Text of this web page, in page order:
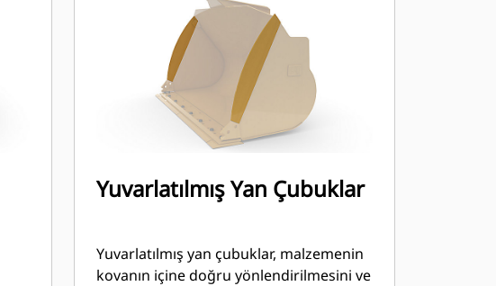
Yuvarlatılmış Yan Çubuklar
Yuvarlatılmış yan çubuklar, malzemenin
kovanın içine doğru yönlendirilmesini ve